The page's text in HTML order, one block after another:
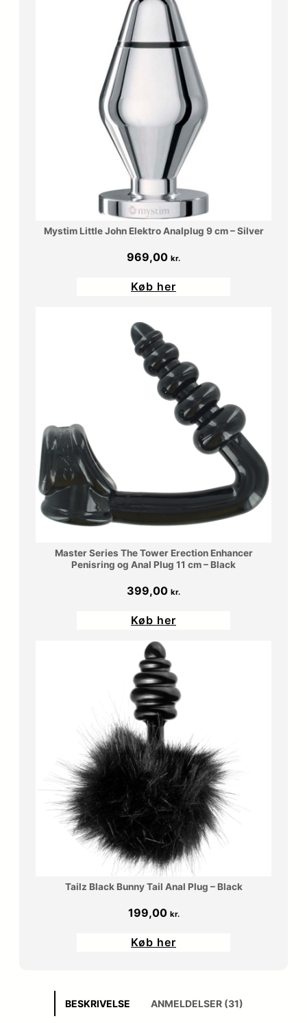
599,00 kr..
Mystim Little John Elektro Analplug 9 cm – Silver
969,00 kr.
Køb her
Master Series The Tower Erection Enhancer
Penisring og Anal Plug 11 cm – Black
399,00 kr.
Køb her
Tailz Black Bunny Tail Anal Plug – Black
199,00 kr.
Køb her
BESKRIVELSE ANMELDELSER (31)